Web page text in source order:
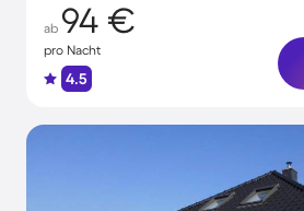
ab 94 €
pro Nacht
4.5